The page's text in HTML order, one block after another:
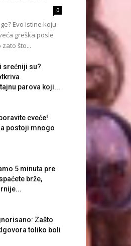
0
Evo istine koju
greška posle
što...
srećniji su?
parova koji...
cveće!
postoji mnogo
5 minuta pre
brže,
Zašto
toliko boli